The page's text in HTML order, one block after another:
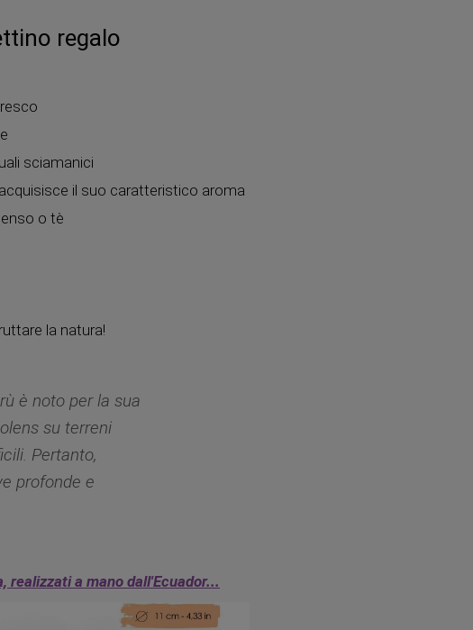
regalo
sciamanici
il suo caratteristico aroma
o tè
la natura!
è noto per la sua
su terreni
Pertanto,
profonde e
realizzati a mano dall'Ecuador...